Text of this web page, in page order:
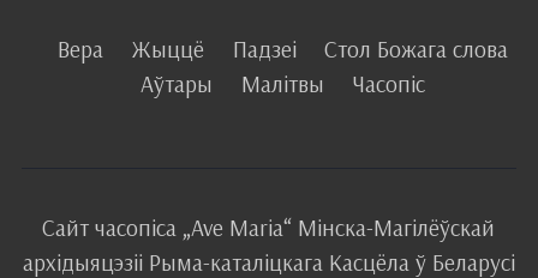
Вера Жыццё Падзеі
Стол Божага слова
Аўтары
Малітвы Часопіс
Сайт часопіса „Ave Maria“ Мінска-Магілёўскай
архідыяцэзіі Рыма-каталіцкагаКасцёла ў Беларусі